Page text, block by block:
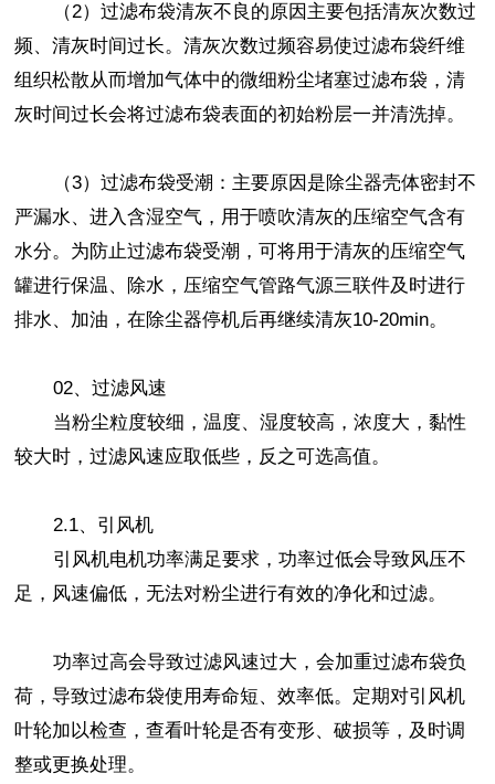
（2）过滤布袋清灰不良的原因主要包括清灰次数过
频、清灰时间过长。清灰次数过频容易使过滤布袋纤维
组织松散从而增加气体中的微细粉尘堵塞过滤布袋，清
灰时间过长会将过滤布袋表面的初始粉层一并清洗掉。
（3）过滤布袋受潮：主要原因是除尘器壳体密封不
严漏水、进入含湿空气，用于喷吹清灰的压缩空气含有
水分。为防止过滤布袋受潮，可将用于清灰的压缩空气
罐进行保温、除水，压缩空气管路气源三联件及时进行
排水、加油，在除尘器停机后再继续清灰10-20min。
02、过滤风速
当粉尘粒度较细，温度、湿度较高，浓度大，黏性
较大时，过滤风速应取低些，反之可选高值。
2.1、引风机
引风机电机功率满足要求，功率过低会导致风压不
足，风速偏低，无法对粉尘进行有效的净化和过滤。
功率过高会导致过滤风速过大，会加重过滤布袋负
荷，导致过滤布袋使用寿命短、效率低。定期对引风机
叶轮加以检查，查看叶轮是否有变形、破损等，及时调
整或更换处理。